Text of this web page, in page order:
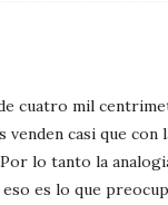
cuatro mil
casi que con
lo tanto la
es lo que